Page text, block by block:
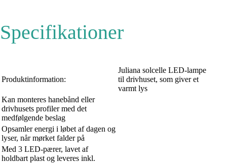
Specifikationer
Produktinformation:
Juliana solcelle LED-lampe
til drivhuset, som giver et
varmt lys
Kan monteres hanebånd eller
drivhusets profiler med det
medfølgende beslag
Opsamler energi i løbet af dagen og
lyser, når mørket falder på
Med 3 LED-pærer, lavet af
holdbart plast og leveres inkl.